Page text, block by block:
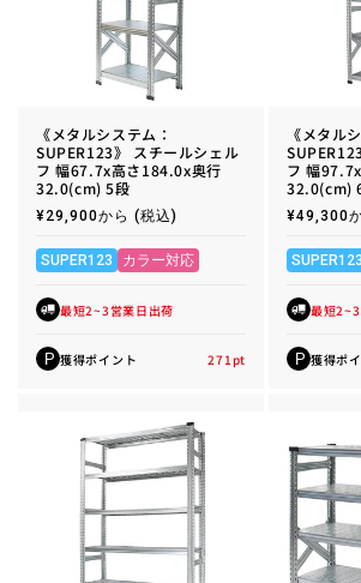
《メタルシステム：
SUPER123》 スチールシェル
フ 幅67.7x高さ184.0x奥行
32.0(cm) 5段
通
価
格
¥29,900から (税込)
SUPER123 カラー対応
最短2~3営業日出荷
P 獲得ポイント 271 pt
《メタル
フ 幅
32.0(cm)
通
価
格
¥49,300
SUPER123
最短
P 獲得ポ